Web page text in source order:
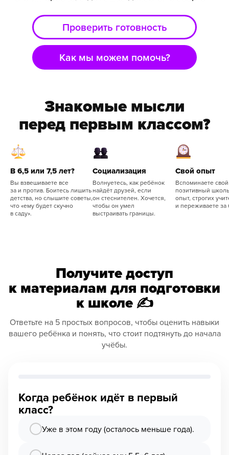
Знакомые мысли
перед первым классом?
В 6,5 или 7,5 лет?
Вы взвешиваете все
за и против. Боитесь лишить
детства, но слышите советы,
что «ему будет скучно
в саду».
Социализация
Волнуетесь, как ребёнок
найдёт друзей, если
он стеснителен. Хочется,
чтобы он умел
выстраивать границы.
Свой опыт
Вспоминаете
позитивный
опыт, строгих
и переживаете
Получите доступ
к материалам для подготовки
к школе✍️
Ответьте на 5 простых вопросов, чтобы оценить навыки
вашего ребёнка и понять, что стоит подтянуть до начала
учёбы.
Когда ребёнок идёт в первый
класс?
Уже в этом году (осталось меньше года).